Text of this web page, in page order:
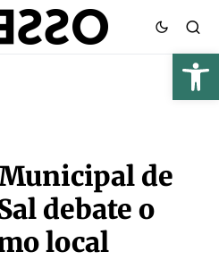
de
debate o
local